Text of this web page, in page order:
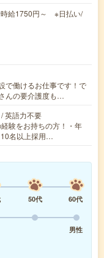
給1750円～ ※日払い/
で働けるお仕事です！で
んの要介護度も…
英語力不要
験をお持ちの方！・年
10名以上採用…
50代
60代
男性